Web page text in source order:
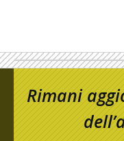
Rimani